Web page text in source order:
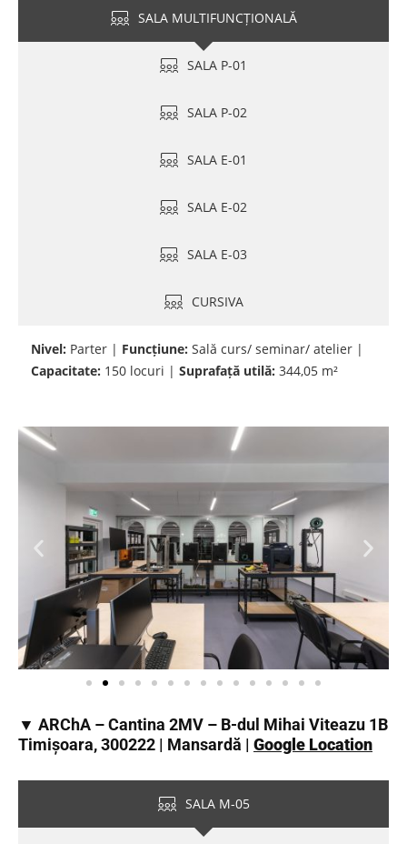
SALA MULTIFUNCȚIONALĂ
SALA P-01
SALA P-02
SALA E-01
SALA E-02
SALA E-03
CURSIVA
Nivel: Parter | Funcțiune: Sală curs/ seminar/ atelier |
Capacitate: 150 locuri | Suprafață utilă: 344,05 m²
▼ ARChA – Cantina 2MV – B-dul Mihai Viteazu 1B
Timișoara, 300222 | Mansardă | Google Location
SALA M-05